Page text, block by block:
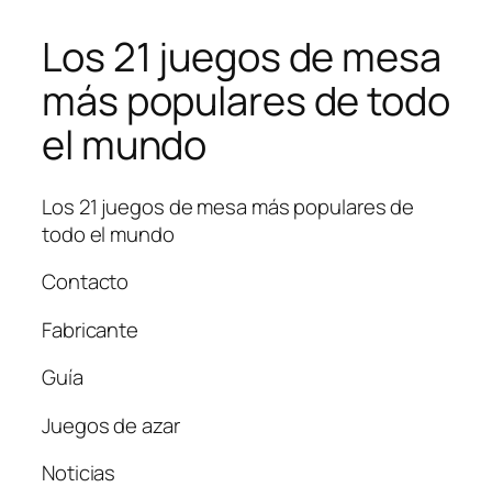
Los 21 juegos de mesa
más populares de todo
el mundo
Los 21 juegos de mesa más populares de
todo el mundo
Contacto
Fabricante
Guía
Juegos de azar
Noticias